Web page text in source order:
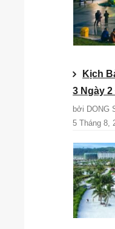
Kịch
3 Ngày
bởi DONG
5 Tháng 8,